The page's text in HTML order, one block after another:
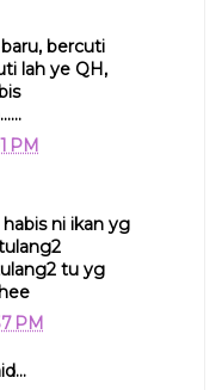
bercuti
lah ye QH,
PM
ni ikan yg
tu yg
PM